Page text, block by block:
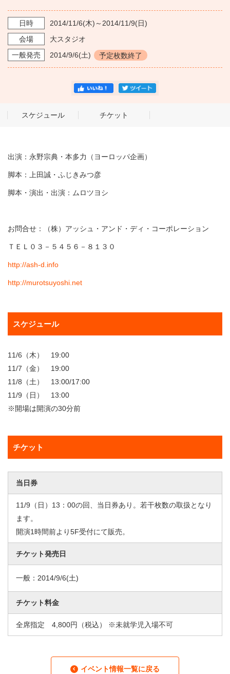
日時 2014/11/6(木)～ 2014/11/9(日)
会場
大スタジオ
一般発売
2014/9/6(土) 予定枚数終了
スケジュール チケット
出演：永野宗典・本多力（ヨーロッパ企画）
脚本：上田誠・ふじきみつ彦
脚本・演出・出演：ムロツヨシ
お問合せ：（株）アッシュ・アンド・ディ・コーポレーション
ＴＥＬ０３－５４５６－８１３０
http://ash-d.info
http://murotsuyoshi.net
スケジュール
11/6（木） 19:00
11/7（金） 19:00
11/8（土） 13:00/17:00
11/9（日） 13:00
※開場は開演の30分前
チケット
当日券
11/9（日）13：00の回、当日券あり。若干枚数の取扱となり
ます。
開演1時間前より5F受付にて販売。
チケット発売日
一般： 2014/9/6(土)
チケット料金
全席指定 4,800円（税込） ※未就学児入場不可
イベント情報一覧に戻る